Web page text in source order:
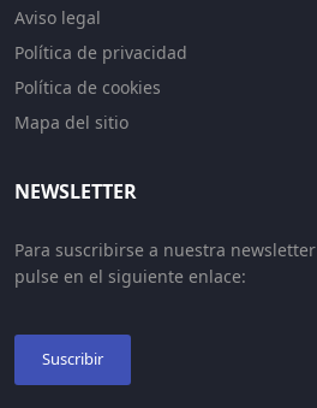
Aviso legal
Política de privacidad
Política de cookies
Mapa del sitio
NEWSLETTER
Para suscribirse a nuestra newsletter
pulse en el siguiente enlace:
Suscribir